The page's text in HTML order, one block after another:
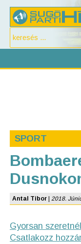
SPORT
Antal Tibor 2018.
Gyorsan
Csatlakozz